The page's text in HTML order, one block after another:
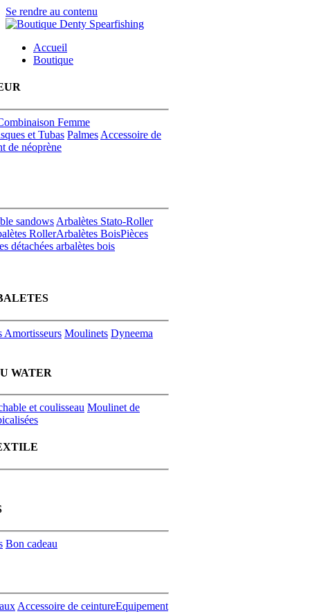
Se rendre au contenu
Accueil
Boutique
Femme
et Tubas Palmes Accessoire de
de néoprène
sandows Arbalètes Stato-Roller
RollerArbalètes BoisPièces
détachées arbalètes bois
Amortisseurs Moulinets Dyneema
WATER
et coulisseau Moulinet de
Bon cadeau
Accessoire de ceintureEquipement